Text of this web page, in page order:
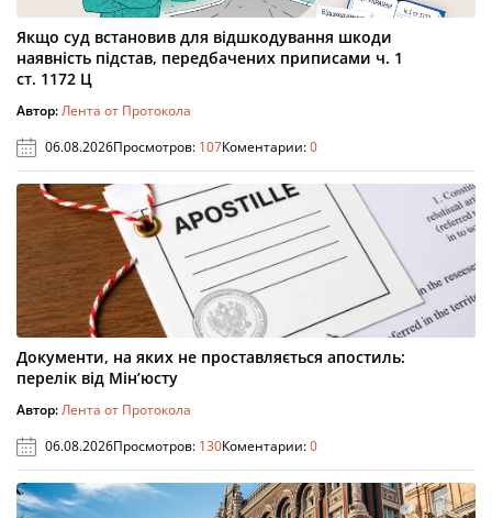
Якщо суд встановив для відшкодування шкоди
наявність підстав, передбачених приписами ч. 1
ст. 1172 Ц
Автор:Лента от Протокола
06.08.2026Просмотров: 107Коментарии:0
Документи, на яких не проставляється апостиль:
перелік від Мін’юсту
Автор:Лента от Протокола
06.08.2026Просмотров: 130Коментарии:0